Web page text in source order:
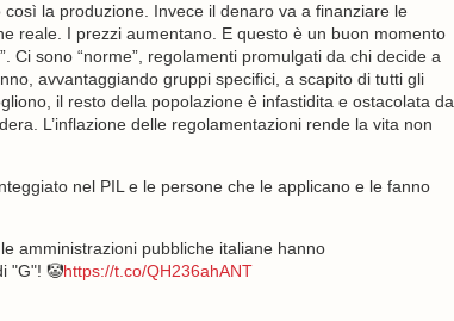
la produzione. Invece il denaro va a finanziare le
reale. I prezzi aumentano. E questo è un buon momento
Ci sono “norme”, regolamenti promulgati da chi decide a
avvantaggiando gruppi specifici, a scapito di tutti gli
il resto della popolazione è infastidita e ostacolata da
L’inflazione delle regolamentazioni rende la vita non
nel PIL e le persone che le applicano e le fanno
amministrazioni pubbliche italiane hanno
"G"! 🤡https://t.co/QH236ahANT